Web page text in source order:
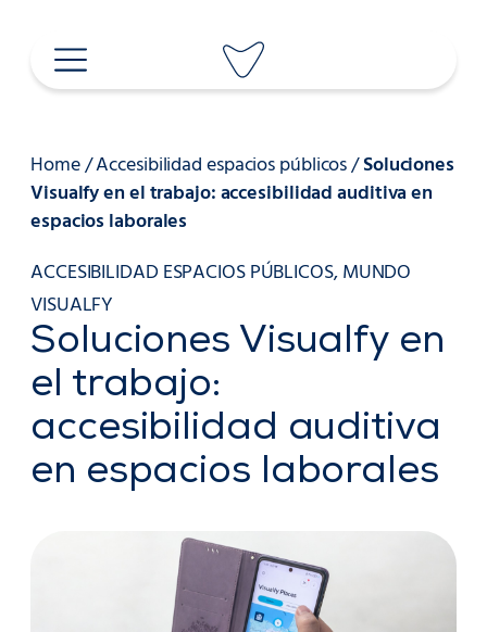
contenido
Home/Accesibilidad espacios públicos/Soluciones
Visualfy en el trabajo: accesibilidad auditiva en
espacios laborales
ACCESIBILIDAD ESPACIOS PÚBLICOS,MUNDO
VISUALFY
Soluciones Visualfy en
el trabajo:
accesibilidad auditiva
en espacios laborales